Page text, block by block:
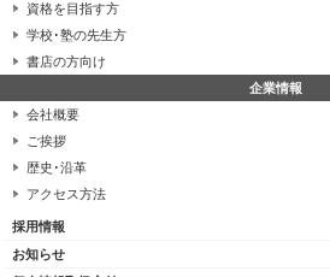
資格を目指す方
学校･塾の先生方
書店の方向け
企業情報
会社概要
ご挨拶
歴史･沿革
アクセス方法
採用情報
お知らせ